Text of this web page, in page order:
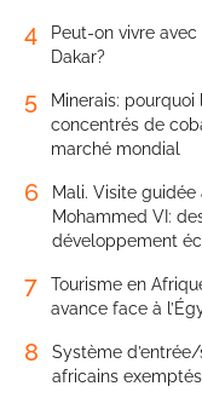
4
Peut-on vivre
Dakar?
5
Minerais: pourquoi
concentrés de
marché mondial
6
Mali. Visite
Mohammed VI:
développement
7
Tourisme en
avance face à
8
Système
africains